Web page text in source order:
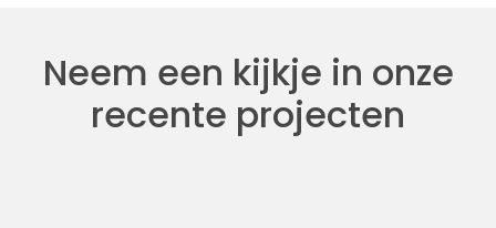
Neem een kijkje in onze
recente projecten